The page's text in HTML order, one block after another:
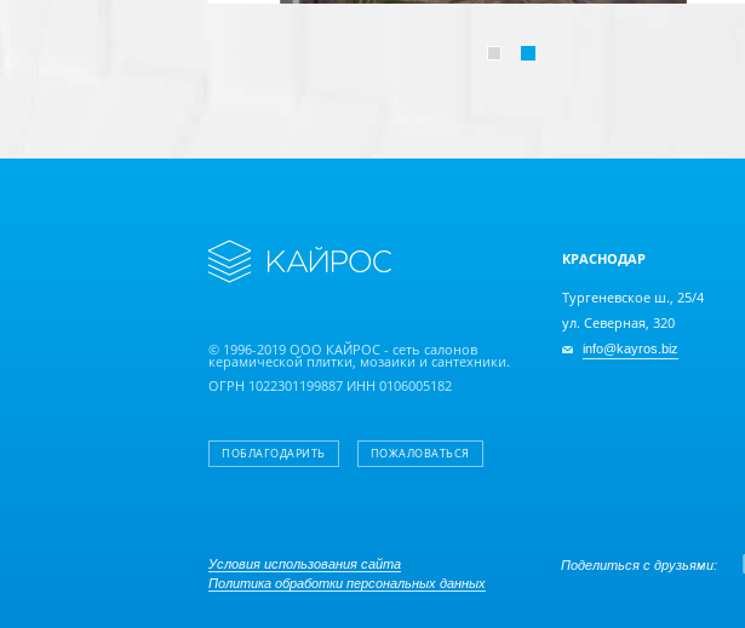
© 1996-2019 ООО КАЙРОС - сеть салонов
керамической плитки, мозаики и сантехники.
ОГРН 1022301199887 ИНН 0106005182
ПОБЛАГОДАРИТЬ ПОЖАЛОВАТЬСЯ
КРАСНОДАР
Тургеневское ш., 25/4
ул. Северная, 320
info@kayros.biz
Условия использования сайта
Политика обработки персональных данных
Поделиться с друзьями: